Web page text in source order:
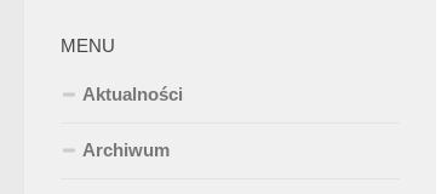
MENU
Aktualności
Archiwum